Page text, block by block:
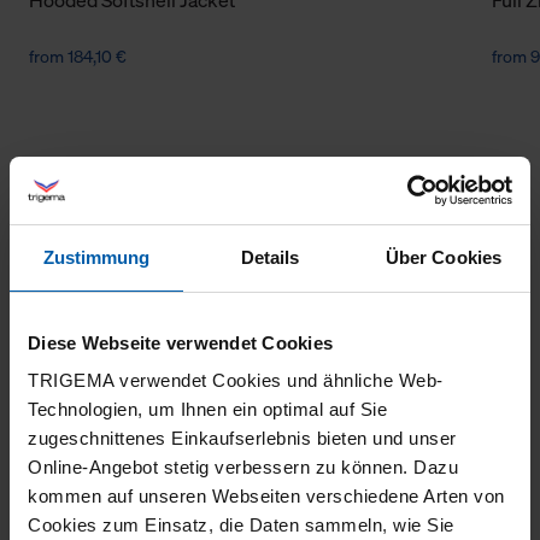
Zustimmung Details Über Cookies
Diese Webseite verwendet Cookies
TRIGEMA verwendet Cookies und ähnliche Web-
Technologien, um Ihnen ein optimal auf Sie
zugeschnittenes Einkaufserlebnis bieten und unser
Online-Angebot stetig verbessern zu können. Dazu
kommen auf unseren Webseiten verschiedene Arten von
Cookies zum Einsatz, die Daten sammeln, wie Sie
from 184,10 € from
climate-neutral
shipping
Family business